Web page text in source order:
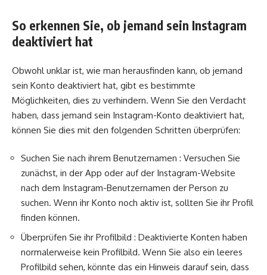
So erkennen Sie, ob jemand sein Instagram
deaktiviert hat
Obwohl unklar ist, wie man herausfinden kann, ob jemand
sein Konto deaktiviert hat, gibt es bestimmte
Möglichkeiten, dies zu verhindern. Wenn Sie den Verdacht
haben, dass jemand sein Instagram-Konto deaktiviert hat,
können Sie dies mit den folgenden Schritten überprüfen:
Suchen Sie nach ihrem Benutzernamen : Versuchen Sie
zunächst, in der App oder auf der Instagram-Website
nach dem Instagram-Benutzernamen der Person zu
suchen. Wenn ihr Konto noch aktiv ist, sollten Sie ihr Profil
finden können.
Überprüfen Sie ihr Profilbild : Deaktivierte Konten haben
normalerweise kein Profilbild. Wenn Sie also ein leeres
Profilbild sehen, könnte das ein Hinweis darauf sein, dass